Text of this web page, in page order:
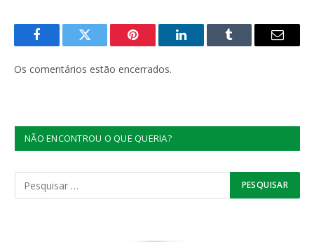
FacebookTwitter Pinterest LinkedInTumblr
E-
Os comentários estão encerrados.
NÃO ENCONTROU O QUE QUERIA?